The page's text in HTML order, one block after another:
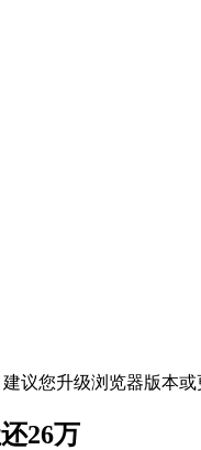
议您升级浏览器版本或
26万